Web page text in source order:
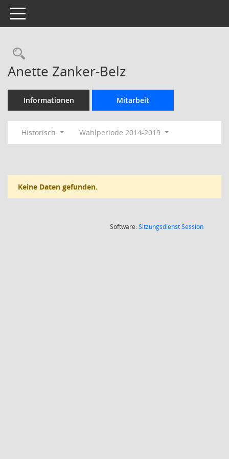
Toggle navigation
Rechercheauswahl
Anette Zanker-Belz
Informationen Mitarbeit
Historisch Wahlperiode 2014-2019
Keine Daten gefunden.
Software:SitzungsdienstSession(Wird in